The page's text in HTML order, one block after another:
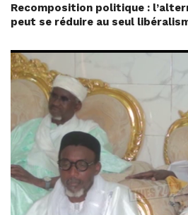
Recomposition politique :
peut se réduire au seul